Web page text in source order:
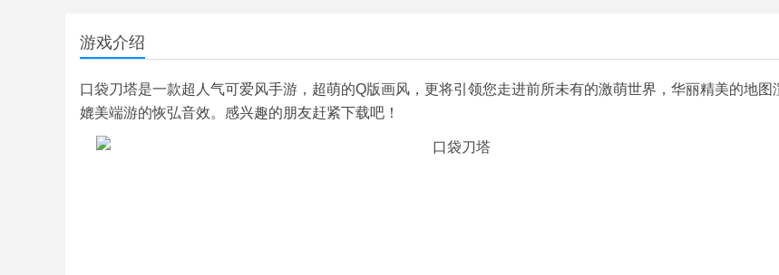
游戏介绍
口袋刀塔是一款超人气可爱风手游，超萌的Q版画风，更将引领您走进前所未有的激萌世界，华丽精美的地图
媲美端游的恢弘音效。感兴趣的朋友赶紧下载吧！